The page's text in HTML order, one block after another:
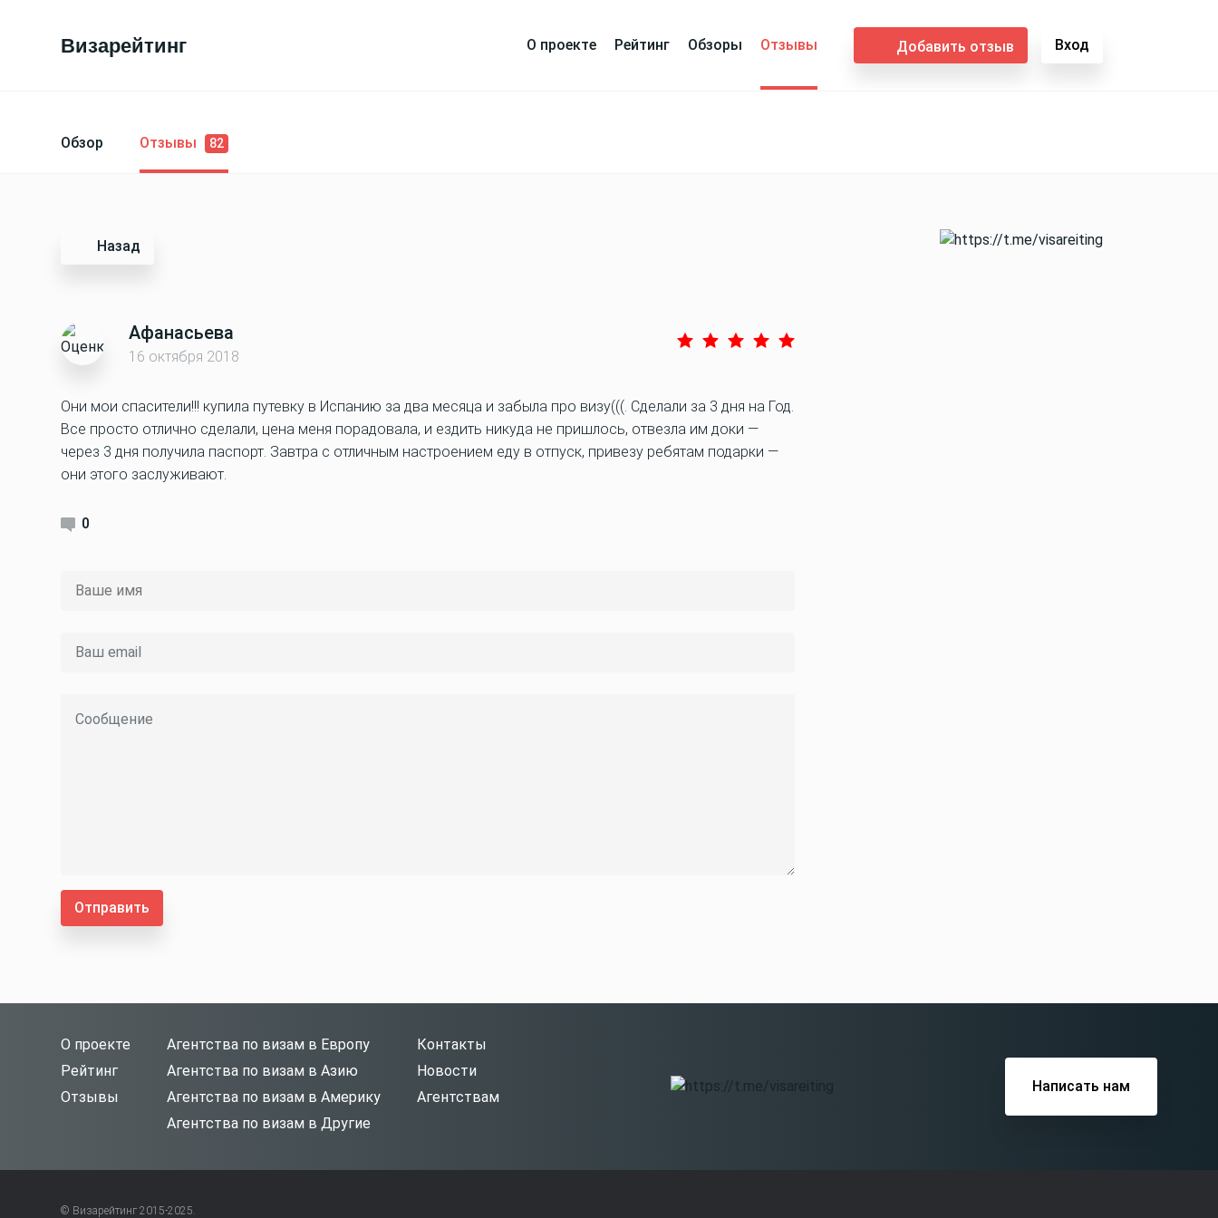
Визарейтинг О проекте Рейтинг Обзоры Отзывы Добавить отзыв Вход
Обзор Отзывы 82
Назад
Афанасьева
16 октября 2018
Они мои спасители!!! купила путевку в Испанию за два месяца и забыла про визу(((. Сделали за 3 дня на Год.
Все просто отлично сделали, цена меня порадовала, и ездить никуда не пришлось, отвезла им доки —
через 3 дня получила паспорт. Завтра с отличным настроением еду в отпуск, привезу ребятам подарки —
они этого заслуживают.
0
Отправить
О проекте
Рейтинг
Отзывы
Агентства по визам в Европу
Агентства по визам в Азию
Агентства по визам в Америку
Агентства по визам в Другие
Контакты
Новости
Агентствам
Написать нам
© Визарейтинг 2015-2025.